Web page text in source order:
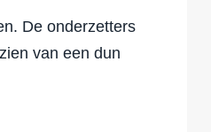
De onderzetters
van een dun